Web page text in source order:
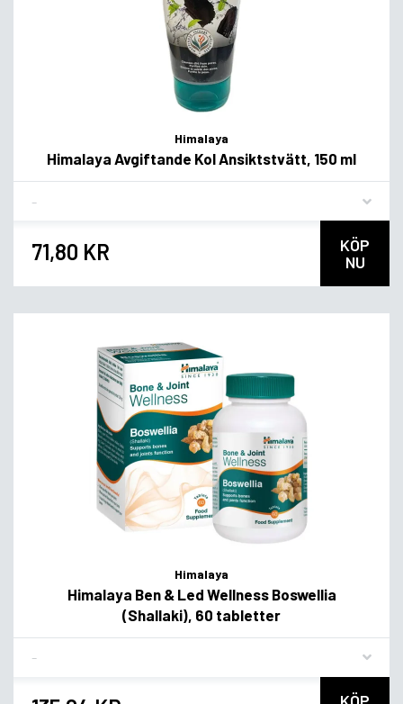
Himalaya
Himalaya Avgiftande Kol Ansiktstvätt, 150 ml
71,80 KR
KÖP
NU
Himalaya
Himalaya Ben & Led Wellness Boswellia
(Shallaki), 60 tabletter